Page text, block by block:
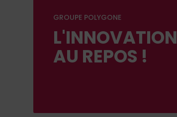
GROUPE POLYGONE
L'INNOVATION
AU REPOS !